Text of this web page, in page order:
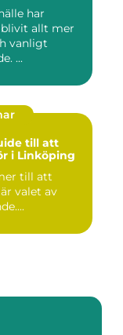
har
allt mer
vanligt
...
till att
i Linköping
till att
valet av